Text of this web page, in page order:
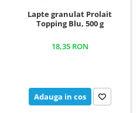
Lapte granulat Prolait
Topping Blu, 500 g
18,35 RON
Adauga in cos